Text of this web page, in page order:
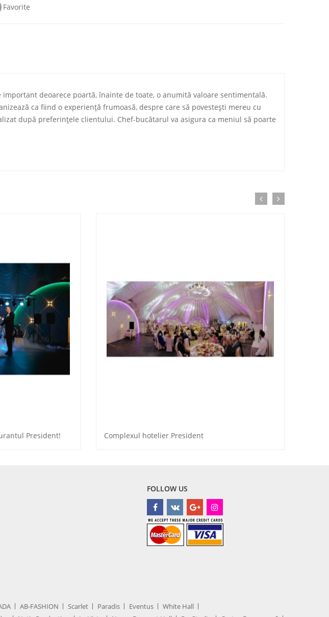
Favorite
deoarece poartă, înainte de toate, o anumită valoare sentimentală.
ca fiind o experiență frumoasă, despre care să povestești mereu cu
după preferințele clientului. Chef-bucătarul va asigura ca meniul să poarte
President! Complexul hotelier President
FOLLOW US
AB-FASHION Scarlet Paradis Eventus
White Hall